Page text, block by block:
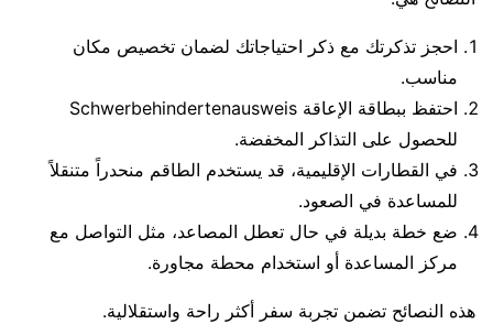
احجز تذكرتك مع ذكر احتياجاتك لضمان تخصيص مكان
مناسب.
احتفظ ببطاقة الإعاقة Schwerbehindertenausweis
للحصول على التذاكر المخفضة.
في القطارات الإقليمية، قد يستخدم الطاقم منحدراً متنقلاً
للمساعدة في الصعود.
ضع خطة بديلة في حال تعطل المصاعد، مثل التواصل مع
مركز المساعدة أو استخدام محطة مجاورة.
هذه النصائح تضمن تجربة سفر أكثر راحة واستقلالية.